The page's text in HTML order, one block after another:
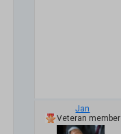
Jan
Veteran member